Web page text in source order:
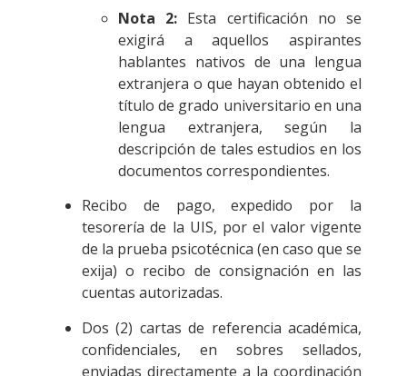
Nota 2: Esta certificación no se
exigirá a aquellos aspirantes
hablantes nativos de una lengua
extranjera o que hayan obtenido el
título de grado universitario en una
lengua extranjera, según la
descripción de tales estudios en los
documentos correspondientes.
Recibo de pago, expedido por la
tesorería de la UIS, por el valor vigente
de la prueba psicotécnica (en caso que se
exija) o recibo de consignación en las
cuentas autorizadas.
Dos (2) cartas de referencia académica,
confidenciales, en sobres sellados,
enviadas directamente a la coordinación